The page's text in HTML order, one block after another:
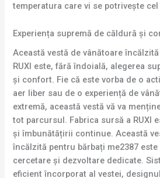
temperatura care vi se potrivește cel
Experiența supremă de căldură și
Această vestă de vânătoare
RUXI este, fără îndoială, alegerea
și confort. Fie că este vorba de o
aer liber sau de o experiență de
extremă, această vestă vă va
tot parcursul. Fabrica sursă a RUXI
și îmbunătățirii continue. Această
încălzită pentru bărbați me2387
cercetare și dezvoltare dedicate.
eficient încorporat al vestei,